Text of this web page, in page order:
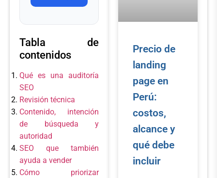
Tabla de
contenidos
Qué es una auditoría
SEO
Revisión técnica
Contenido, intención
de búsqueda y
autoridad
SEO que también
ayuda a vender
Cómo priorizar
Precio de
landing
page en
Perú:
costos,
alcance y
qué debe
incluir